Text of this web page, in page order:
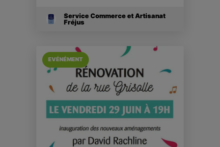
Service Commerce et Artisanat
Fréjus
EVÉNÉMENT